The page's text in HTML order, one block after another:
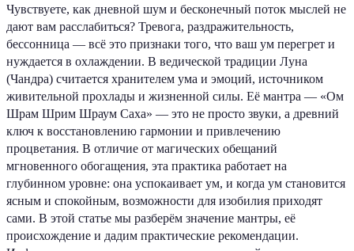
Чувствуете, как дневной шум и бесконечный поток мыслей не
дают вам расслабиться? Тревога, раздражительность,
бессонница — всё это признаки того, что ваш ум перегрет и
нуждается в охлаждении. В ведической традиции Луна
(Чандра) считается хранителем ума и эмоций, источником
живительной прохлады и жизненной силы. Её мантра — «Ом
Шрам Шрим Шраум Саха» — это не просто звуки, а древний
ключ к восстановлению гармонии и привлечению
процветания. В отличие от магических обещаний
мгновенного обогащения, эта практика работает на
глубинном уровне: она успокаивает ум, и когда ум становится
ясным и спокойным, возможности для изобилия приходят
сами. В этой статье мы разберём значение мантры, её
происхождение и дадим практические рекомендации.